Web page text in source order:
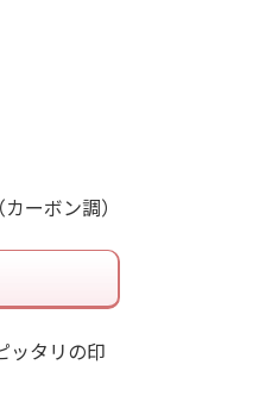
ーボン調）
ッタリの印